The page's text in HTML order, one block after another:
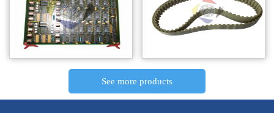
See more products